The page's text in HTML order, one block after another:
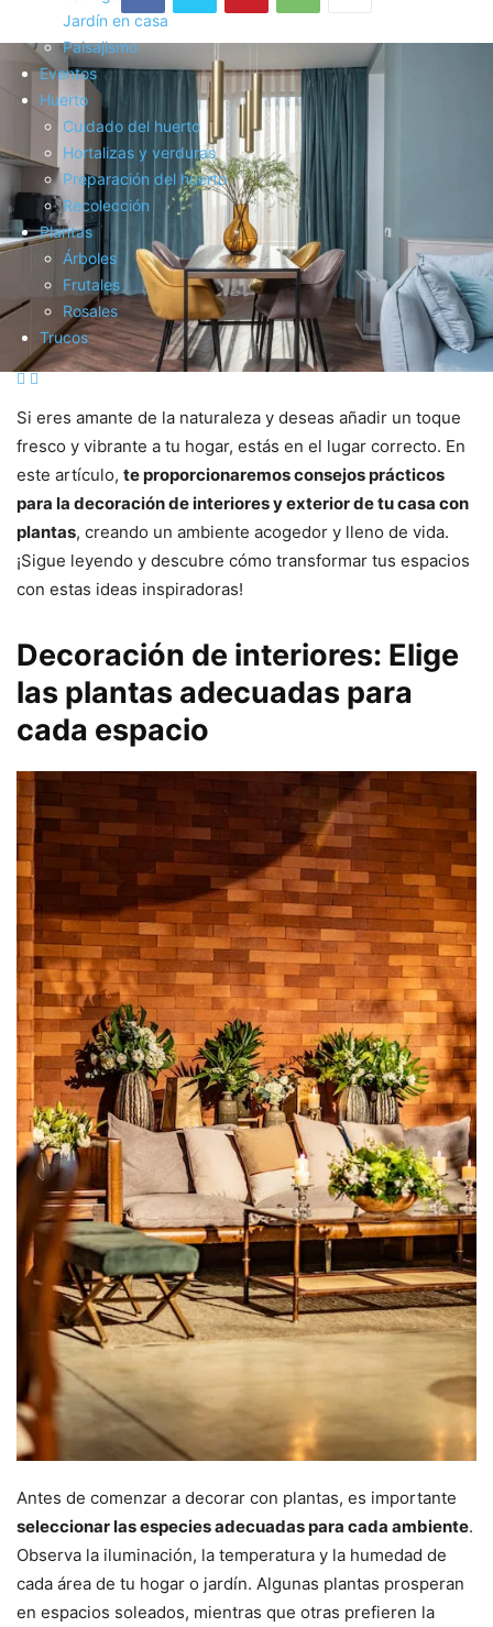
Jardín en casa
Paisajismo
Eventos
Huerto
Cuidado del huerto
Hortalizas y verduras
Preparación del huerto
Recolección
Plantas
Árboles
Frutales
Rosales
Trucos
Si eres amante de la naturaleza y deseas añadir un toque
fresco y vibrante a tu hogar, estás en el lugar correcto. En
este artículo, te proporcionaremos consejos prácticos
para la decoración de interiores y exterior de tu casa con
plantas, creando un ambiente acogedor y lleno de vida.
¡Sigue leyendo y descubre cómo transformar tus espacios
con estas ideas inspiradoras!
Decoración de interiores: Elige
las plantas adecuadas para
cada espacio
Antes de comenzar a decorar con plantas, es importante
seleccionar las especies adecuadas para cada ambiente.
Observa la iluminación, la temperatura y la humedad de
cada área de tu hogar o jardín. Algunas plantas prosperan
en espacios soleados, mientras que otras prefieren la